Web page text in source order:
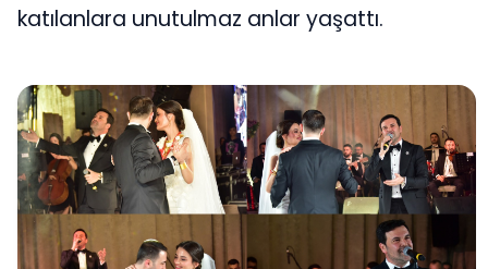
katılanlara unutulmaz anlar yaşattı.